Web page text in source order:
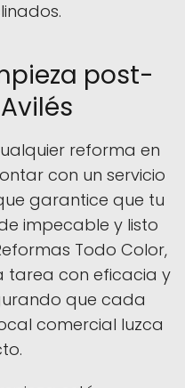
post-
reforma en
con un servicio
garantice que tu
impecable y listo
Todo Color,
tarea con eficacia y
que cada
comercial luzca